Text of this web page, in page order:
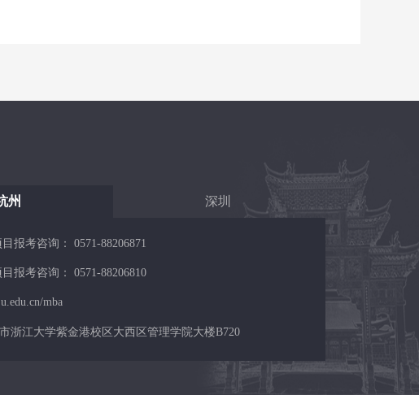
州 深圳
报考咨询： 0571-88206871
报考咨询： 0571-88206810
mba
浙江大学紫金港校区大西区管理学院大楼B720